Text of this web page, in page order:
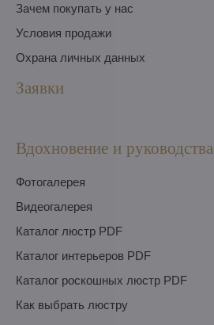
Зачем покупать у нас
Условия продажи
Охрана личных данных
Заявки
Вдохновение и руководства
Фотогалерея
Видеогалерея
Каталог люстр PDF
Каталог интерьеров PDF
Каталог роскошных люстр PDF
Как выбрать люстру